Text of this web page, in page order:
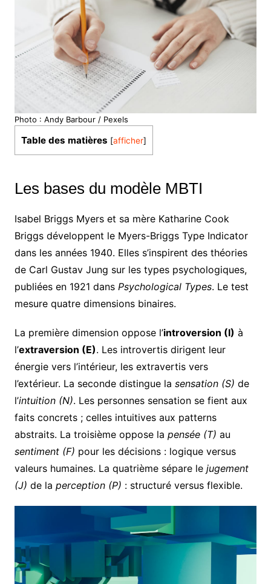
Photo : Andy Barbour / Pexels
Table des matières [afficher]
Les bases du modèle MBTI
Isabel Briggs Myers et sa mère Katharine Cook
Briggs développent le Myers-Briggs Type Indicator
dans les années 1940. Elles s’inspirent des théories
de Carl Gustav Jung sur les types psychologiques,
publiées en 1921 dans Psychological Types. Le test
mesure quatre dimensions binaires.
La première dimension oppose l’introversion (I) à
l’extraversion (E). Les introvertis dirigent leur
énergie vers l’intérieur, les extravertis vers
l’extérieur. La seconde distingue la sensation (S) de
l’intuition (N). Les personnes sensation se fient aux
faits concrets ; celles intuitives aux patterns
abstraits. La troisième oppose la pensée (T) au
sentiment (F) pour les décisions : logique versus
valeurs humaines. La quatrième sépare le jugement
(J) de la perception (P) : structuré versus flexible.